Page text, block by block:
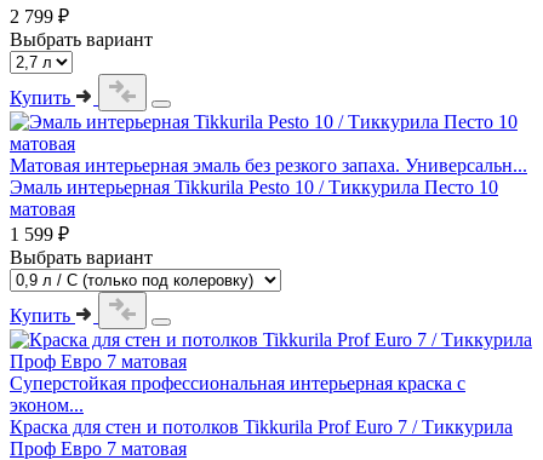
2 799 ₽
Выбрать вариант
Купить
Матовая интерьерная эмаль без резкого запаха. Универсальн...
Эмаль интерьерная Tikkurila Pesto 10 / Тиккурила Песто 10
матовая
1 599 ₽
Выбрать вариант
Купить
Суперстойкая профессиональная интерьерная краска с
эконом...
Краска для стен и потолков Tikkurila Prof Euro 7 / Тиккурила
Проф Евро 7 матовая